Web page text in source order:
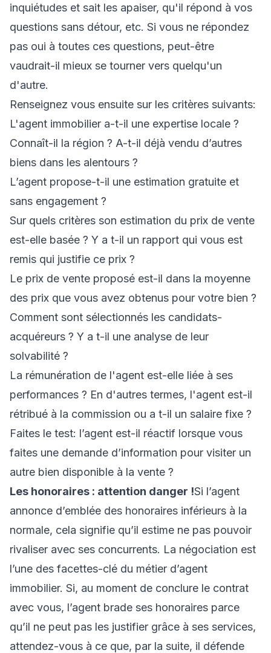
inquiétudes et sait les apaiser, qu'il répond à vos
questions sans détour, etc. Si vous ne répondez
pas oui à toutes ces questions, peut-être
vaudrait-il mieux se tourner vers quelqu'un
d'autre.
Renseignez vous ensuite sur les critères suivants:
L'agent immobilier a-t-il une expertise locale ?
Connaît-il la région ? A-t-il déjà vendu d’autres
biens dans les alentours ?
L’agent propose-t-il une estimation gratuite et
sans engagement ?
Sur quels critères son estimation du prix de vente
est-elle basée ? Y a t-il un rapport qui vous est
remis qui justifie ce prix ?
Le prix de vente proposé est-il dans la moyenne
des prix que vous avez obtenus pour votre bien ?
Comment sont sélectionnés les candidats-
acquéreurs ? Y a t-il une analyse de leur
solvabilité ?
La rémunération de l'agent est-elle liée à ses
performances ? En d'autres termes, l'agent est-il
rétribué à la commission ou a t-il un salaire fixe ?
Faites le test: l’agent est-il réactif lorsque vous
faites une demande d’information pour visiter un
autre bien disponible à la vente ?
Les honoraires : attention danger !Si l’agent
annonce d’emblée des honoraires inférieurs à la
normale, cela signifie qu’il estime ne pas pouvoir
rivaliser avec ses concurrents. La négociation est
l’une des facettes-clé du métier d’agent
immobilier. Si, au moment de conclure le contrat
avec vous, l’agent brade ses honoraires parce
qu’il ne peut pas les justifier grâce à ses services,
attendez-vous à ce que, par la suite, il défende